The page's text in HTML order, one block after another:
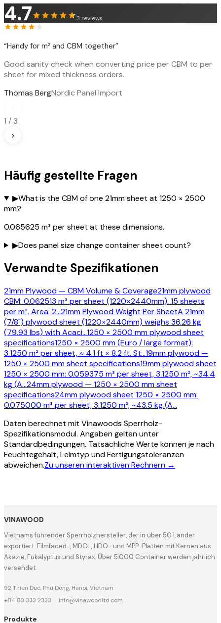
4.7 3 reviews
“Handy for m² and CBM together”
Good sanity check when converting price per CBM to per
sheet for mixed thickness orders.
Thomas BergNordic Panel Import
1 / 3
›
Häufig gestellte Fragen
▶What is the CBM of one 21mm sheet at 1250 × 2500
mm?
0.065625 m³ per sheet at these dimensions.
▶Does panel size change container sheet count?
Verwandte Spezifikationen
21mm Plywood — CBM Volume & Coverage21mm plywood
CBM: 0.062513 m³ per sheet (1220×2440mm). 15 sheets
per m³. Area: 2…21mm Plywood Weight Per SheetA 21mm
(7/8") plywood sheet (1220×2440mm) weighs 36.26 kg
(79.93 lbs) with Acaci…1250 × 2500 mm plywood sheet
specifications1250 × 2500 mm (Euro / large format):
3.1250 m² per sheet, ≈ 4.1 ft × 8.2 ft. St…19mm plywood —
1250 × 2500 mm sheet specifications19mm plywood sheet
1250 × 2500 mm: 0.059375 m³ per sheet, 3.1250 m², ~34.4
kg (A…24mm plywood — 1250 × 2500 mm sheet
specifications24mm plywood sheet 1250 × 2500 mm:
0.075000 m³ per sheet, 3.1250 m², ~43.5 kg (A…
Daten berechnet mit Vinawoods Sperrholz-
Spezifikationsmodul. Angaben gelten unter
Standardbedingungen. Tatsächliche Werte können je nach
Feuchtegehalt, Leimtyp und Fertigungstoleranzen
abweichen.Zu unseren interaktiven Rechnern →
VINAWOOD
Vietnams führender Sperrholzhersteller, der in über 50 Länder
exportiert. Filmfaced-, MDO-, HDO- und MPP-Platten mit Kernen aus
Akazie, Eukalyptus und Styrax. Über 5.000 Container werden jährlich
versendet.
92 Thien Duc, Phu Dong, Hanoi, Vietnam
+84 83 333 2333 · info@vinawoodltd.com
Produkte